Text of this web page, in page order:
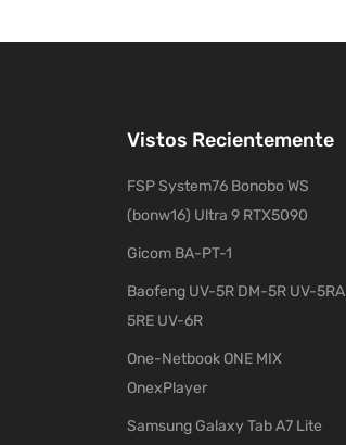
Vistos Recientemente
FSP System76 Bonobo WS
(bonw16) Ultra 9 RTX5090
Gicom BA-PT-1
Baofeng UV-5R DM-5R UV-5RA
5RE UV-6R
One-Netbook ONE MIX
OnexPlayer
Samsung Galaxy Tab A7 Lite